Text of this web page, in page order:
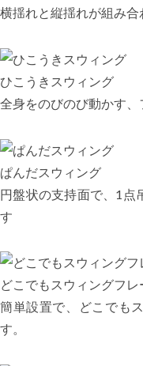
横揺れと縦揺れが組み
ひこうきスウィング
全身をのびのび動かす、
ぱんだスウィング
円盤状の支持面で、1点
す
どこでもスウィングフレ
簡単設置で、どこでも
す。